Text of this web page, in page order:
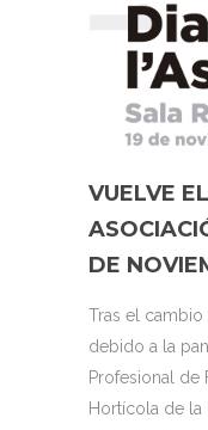
VUELVE
DE
Tras el
debido a la
Profesional de
Hortícola de la